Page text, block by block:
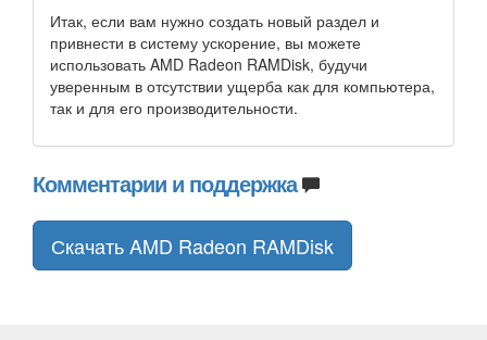
Итак, если вам нужно создать новый раздел и
привнести в систему ускорение, вы можете
использовать AMD Radeon RAMDisk, будучи
уверенным в отсутствии ущерба как для компьютера,
так и для его производительности.
Комментарии и поддержка
Скачать AMD Radeon RAMDisk